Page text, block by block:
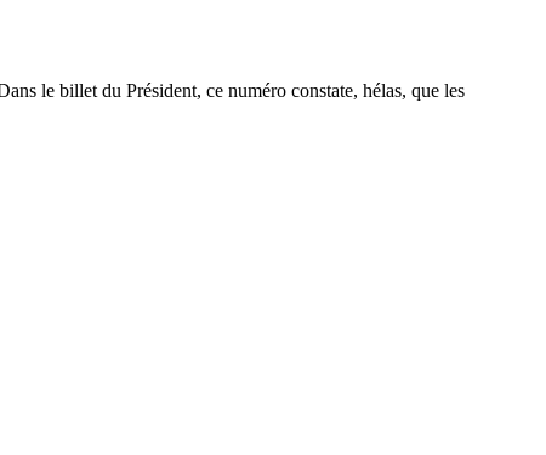
le billet du Président, ce numéro constate, hélas, que les